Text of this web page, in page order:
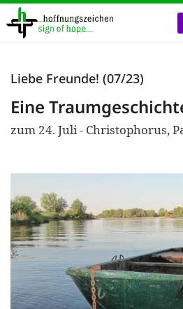
Direkt
zum
Inhalt
Liebe Freunde! (07/23)
Eine
zum 24. Juli - Christophorus,